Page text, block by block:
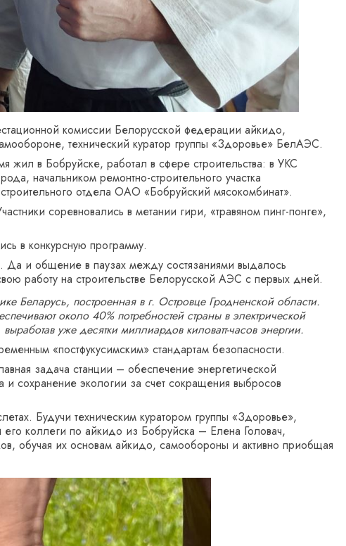
комиссии Белорусской федерации айкидо,
технический куратор группы «Здоровье» БелАЭС.
в Бобруйске, работал в сфере строительства: в УКС
начальником ремонтно-­строительного участка
отдела ОАО «Бобруйский мясокомбинат».
соревновались в метании гири, «травяном пинг-понге»,
в конкурсную программу.
и общение в паузах между состязаниями выдалось
работу на строительстве Белорусской АЭС с первых дней.
Беларусь, построенная в г. Островце Гродненской области.
около 40% потребностей страны в электрической
уже десятки миллиардов киловатт-часов энергии.
«постфукусимским» стандартам безопасности.
задача станции – обес­печение энергетической
сохранение экологии за счет сокращения выбросов
Будучи техническим куратором группы «Здоровье»,
коллеги по айкидо из Бобруйска – Елена Головач,
обучая их основам айкидо, самообороны и активно приобщая